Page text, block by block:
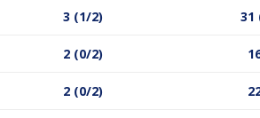
3 (1/2) 31
2 (0/2)
2 (0/2)